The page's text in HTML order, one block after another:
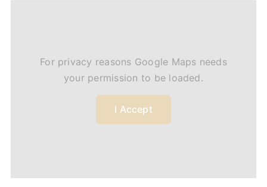
For privacy reasons Google Maps needs
your permission to be loaded.
I Accept